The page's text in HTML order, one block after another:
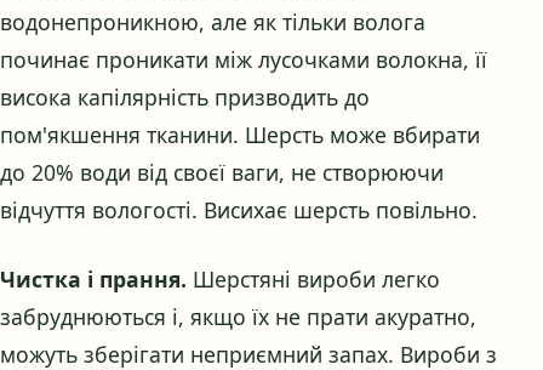
водонепроникною, але як тільки волога
починає проникати між лусочками волокна, її
висока капілярність призводить до
пом'якшення тканини. Шерсть може вбирати
до 20% води від своєї ваги, не створюючи
відчуття вологості. Висихає шерсть повільно.
Чистка і прання. Шерстяні вироби легко
забруднюються і, якщо їх не прати акуратно,
можуть зберігати неприємний запах. Вироби з